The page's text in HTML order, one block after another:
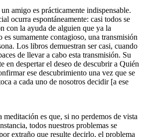
amigo es prácticamente indispensable.
ocurra espontáneamente: casi todos se
con la ayuda de alguien que ya la
es sumamente contagioso, una transmisión
Los libros demuestran ser casi, cuando
de llevar a cabo esta transmisión. Su
en despertar el deseo de descubrir a Quién
ese descubrimiento una vez que se
a cada uno de nosotros decidir [a ese
es que, si no perdemos de vista
todos nuestros problemas se
extraño que resulte decirlo, el problema